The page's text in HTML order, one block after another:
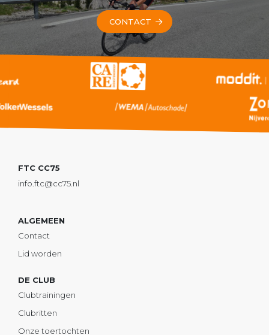
CONTACT
FTC CC75
info.ftc@cc75.nl
ALGEMEEN
Contact
Lid worden
DE CLUB
Clubtrainingen
Clubritten
Onze toertochten